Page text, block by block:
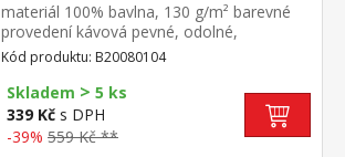
materiál 100% bavlna, 130 g/m² barevné
provedení kávová pevné, odolné,
stálobarevné, obšito gumou pro matrace
do výšky 25 cm pratelné do 60 °C
Kód produktu: B20080104
Skladem > 5 ks
339 Kč s DPH
-39% 559 Kč **